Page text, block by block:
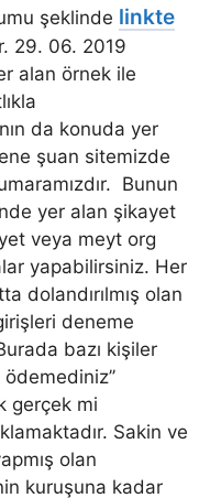
şeklinde linkte
29. 06. 2019
alan örnek ile
da konuda yer
şuan sitemizde
Bunun
yer alan şikayet
veya meyt org
yapabilirsiniz. Her
dolandırılmış olan
deneme
bazı kişiler
gerçek mi
Sakin ve
olan
kuruşuna kadar